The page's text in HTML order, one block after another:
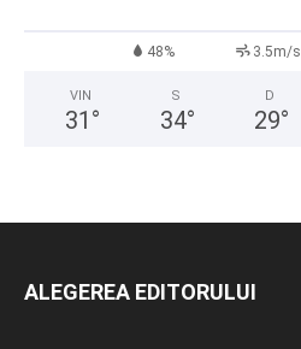
48% 3.5m/s
VIN
31 °
S
34°
D
29°
ALEGEREA EDITORULUI